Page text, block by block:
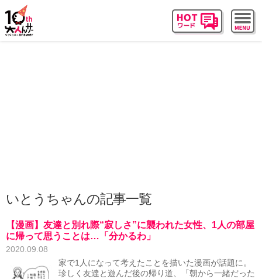
いとうちゃんの記事一覧
【漫画】友達と別れ際“寂しさ”に襲われた女性、1人の部屋
に帰って思うことは…「分かるわ」
2020.09.08
家で1人になって考えたことを描いた漫画が話題に。
珍しく友達と遊んだ後の帰り道、「朝から一緒だった